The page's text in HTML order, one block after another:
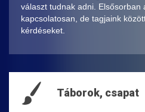
választ tudnak adni. Elsősorban
kapcsolatosan, de tagjaink
kérdéseket.
Táborok, csapat